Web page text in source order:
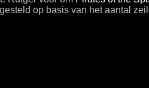
op basis van het aantal